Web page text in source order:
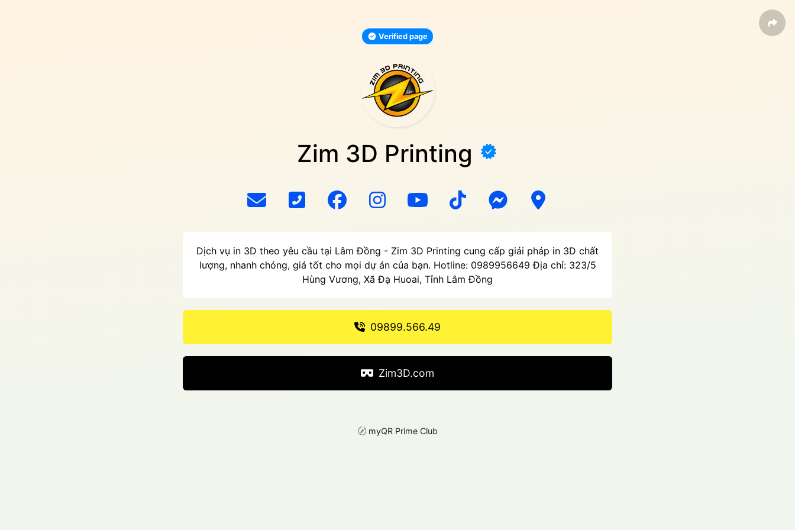
Verified page
Zim 3D Printing
Dịch vụ in 3D theo yêu cầu tại Lâm Đồng - Zim 3D Printing cung cấp giải pháp in 3D chất
lượng, nhanh chóng, giá tốt cho mọi dự án của bạn. Hotline: 0989956649 Địa chỉ: 323/5
Hùng Vương, Xã Đạ Huoai, Tỉnh Lâm Đồng
09899.566.49
Zim3D.com
〄 myQR Prime Club